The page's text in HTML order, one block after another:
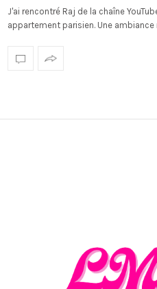
J'ai rencontré Raj de la chaîne
appartement parisien. Une ambiance